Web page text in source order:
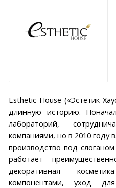
Esthetic House («Эстетик
длинную историю.
лабораторий,
компаниями, но в 2010 году
производство под
работает
декоративная
компонентами, уход